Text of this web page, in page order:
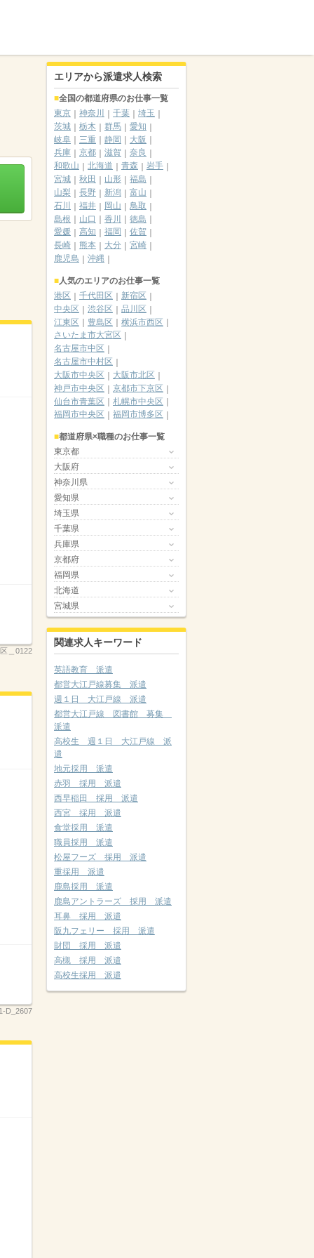
＿0122
D_2607
エリアから派遣求人検索
全国の都道府県のお仕事一覧
東京
神奈川 千葉
埼玉
茨城
栃木 群馬
愛知
岐阜
三重 静岡
大阪
兵庫
京都 滋賀
奈良
和歌山
北海道 青森
岩手
宮城
秋田 山形
福島
山梨
長野 新潟
富山
石川
福井 岡山
鳥取
島根
山口 香川
徳島
愛媛
高知 福岡
佐賀
長崎
熊本 大分
宮崎
鹿児島
沖縄
人気のエリアのお仕事一覧
港区
千代田区
新宿区
中央区
渋谷区
品川区
江東区
豊島区
横浜市西区
さいたま市大宮区
名古屋市中区
名古屋市中村区
大阪市中央区
大阪市北区
神戸市中央区
京都市下京区
仙台市青葉区
札幌市中央区
福岡市中央区
福岡市博多区
都道府県×職種のお仕事一覧
東京都
大阪府
神奈川県
愛知県
埼玉県
千葉県
兵庫県
京都府
福岡県
北海道
宮城県
関連求人キーワード
英語教育 派遣
都営大江戸線募集 派遣
週１日 大江戸線 派遣
都営大江戸線 図書館 募集
派遣
高校生 週１日 大江戸線 派
遣
地元採用 派遣
赤羽 採用 派遣
西早稲田 採用 派遣
西宮 採用 派遣
食堂採用 派遣
職員採用 派遣
松屋フーズ 採用 派遣
重採用 派遣
鹿島採用 派遣
鹿島アントラーズ 採用 派遣
耳鼻 採用 派遣
阪九フェリー 採用 派遣
財団 採用 派遣
高槻 採用 派遣
高校生採用 派遣